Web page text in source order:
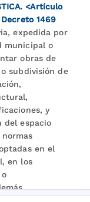
<Artículo
1469
expedida por
municipal o
obras de
subdivisión de
y
del espacio
en el
en los